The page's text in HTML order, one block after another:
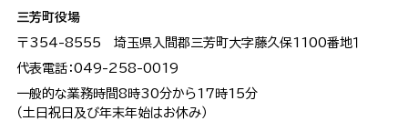
三芳町役場
〒354-8555 埼玉県入間郡三芳町大字藤久保1100番地１
代表電話：049-258-0019
一般的な業務時間8時30分から17時15分
（土日祝日及び年末年始はお休み）